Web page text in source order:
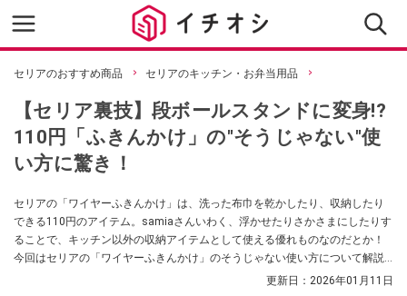
セリアのおすすめ商品 セリアのキッチン・お弁当用品
【セリア裏技】段ボールスタンドに変身!?
110円「ふきんかけ」の"そうじゃない"使
い方に驚き！
セリアの「ワイヤーふきんかけ」は、洗った布巾を乾かしたり、収納したり
できる110円のアイテム。samiaさんいわく、浮かせたりさかさまにしたりす
ることで、キッチン以外の収納アイテムとして使える優れものなのだとか！
今回はセリアの「ワイヤーふきんかけ」のそうじゃない使い方について解説
してくれましたので、ぜひ収納の参考にしてみてくださいね。
更新日： 2026年01月11日